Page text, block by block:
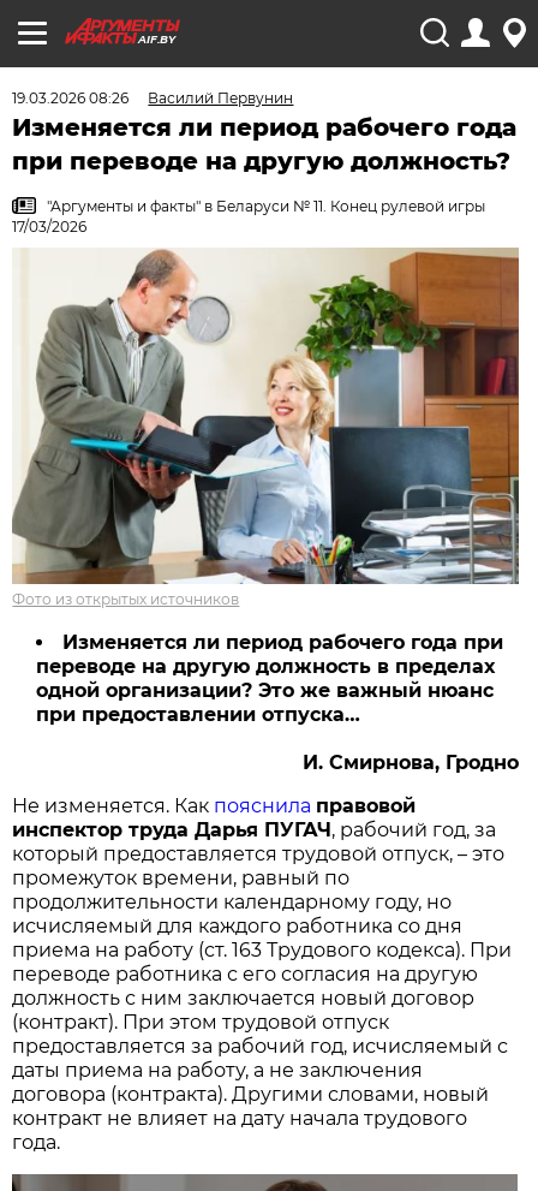
AIF.BY
19.03.2026 08:26 Василий Первунин
Изменяется ли период рабочего года
при переводе на другую должность?
"Аргументы и факты" в Беларуси № 11. Конец рулевой игры
17/03/2026
Фото из открытых источников
Изменяется ли период рабочего года при
переводе на другую должность в пределах
одной организации? Это же важный нюанс
при предоставлении отпуска…
И. Смирнова, Гродно
Не изменяется. Как пояснила правовой
инспектор труда Дарья ПУГАЧ, рабочий год, за
который предоставляется трудовой отпуск, – это
промежуток времени, равный по
продолжительности календарному году, но
исчисляемый для каждого работника со дня
приема на работу (ст. 163 Трудового кодекса). При
переводе работника с его согласия на другую
должность с ним заключается новый договор
(контракт). При этом трудовой отпуск
предоставляется за рабочий год, исчисляемый с
даты приема на работу, а не заключения
договора (контракта). Другими словами, новый
контракт не влияет на дату начала трудового
года.